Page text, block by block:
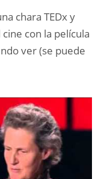
chara TEDx y
con la película
ver (se puede